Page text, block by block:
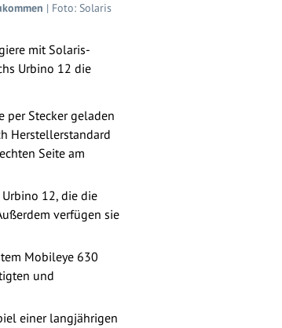
| Foto: Solaris
mit Solaris-
Urbino 12 die
per Stecker geladen
Herstellerstandard
Seite am
12, die die
verfügen sie
Mobileye 630
und
einer langjährigen